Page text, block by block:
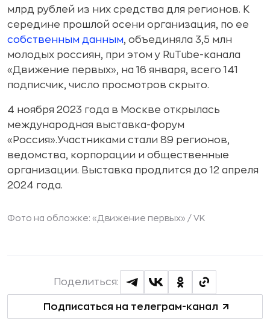
млрд рублей из них средства для регионов. К
середине прошлой осени организация, по ее
собственным данным, объединяла 3,5 млн
молодых россиян, при этом у RuTube-канала
«Движение первых», на 16 января, всего 141
подписчик, число просмотров скрыто.
4 ноября 2023 года в Москве открылась
международная выставка-форум
«Россия».Участниками стали 89 регионов,
ведомства, корпорации и общественные
организации. Выставка продлится до 12 апреля
2024 года.
Фото на обложке: «Движение первых» / VK
Подписаться на телеграм-канал
Поделиться: